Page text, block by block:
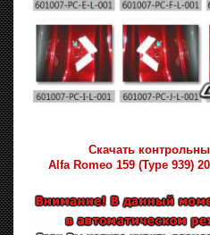
Скачать
Alfa Romeo 159 (Type 939)